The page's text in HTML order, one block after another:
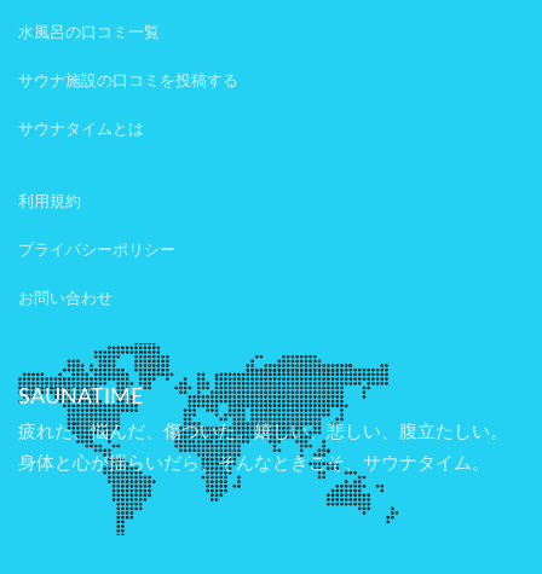
水風呂の口コミ一覧
サウナ施設の口コミを投稿する
サウナタイムとは
利用規約
プライバシーポリシー
お問い合わせ
SAUNATIME
疲れた、悩んだ、傷ついた。嬉しい、悲しい、腹立たしい。
身体と心が揺らいだら、そんなときこそ、サウナタイム。